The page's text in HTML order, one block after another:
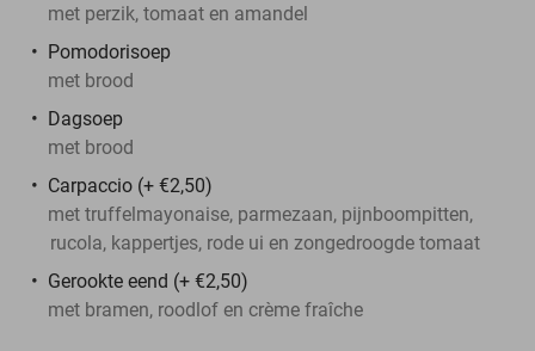
met perzik, tomaat en amandel
Pomodorisoep
met brood
Dagsoep
met brood
Carpaccio (+ €2,50)
met truffelmayonaise, parmezaan, pijnboompitten,
rucola, kappertjes, rode ui en zongedroogde tomaat
Gerookte eend (+ €2,50)
met bramen, roodlof en crème fraîche